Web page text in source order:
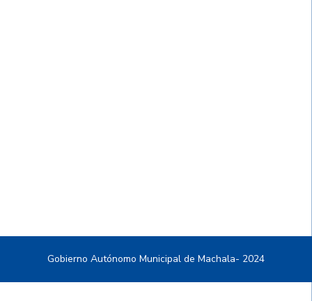
Gobierno Autónomo Municipal de Machala- 2024